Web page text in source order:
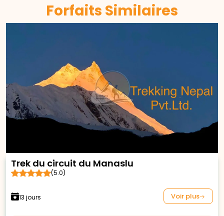
Forfaits Similaires
Trek du circuit du Manaslu
(5.0)
13 jours Voir plus